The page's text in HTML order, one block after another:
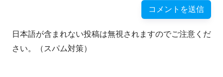
日本語が含まれない投稿は無視されますのでご注意くだ
さい。（スパム対策）